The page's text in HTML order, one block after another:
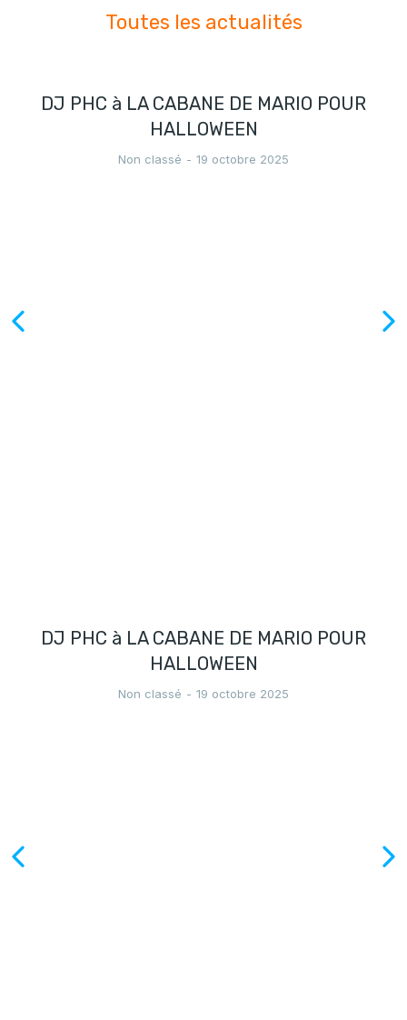
Toutes les actualités
DJ PHC à LA CABANE DE MARIO POUR
HALLOWEEN
Non classé 19 octobre 2025
DJ PHC à LA CABANE DE MARIO POUR
HALLOWEEN
Non classé 19 octobre 2025